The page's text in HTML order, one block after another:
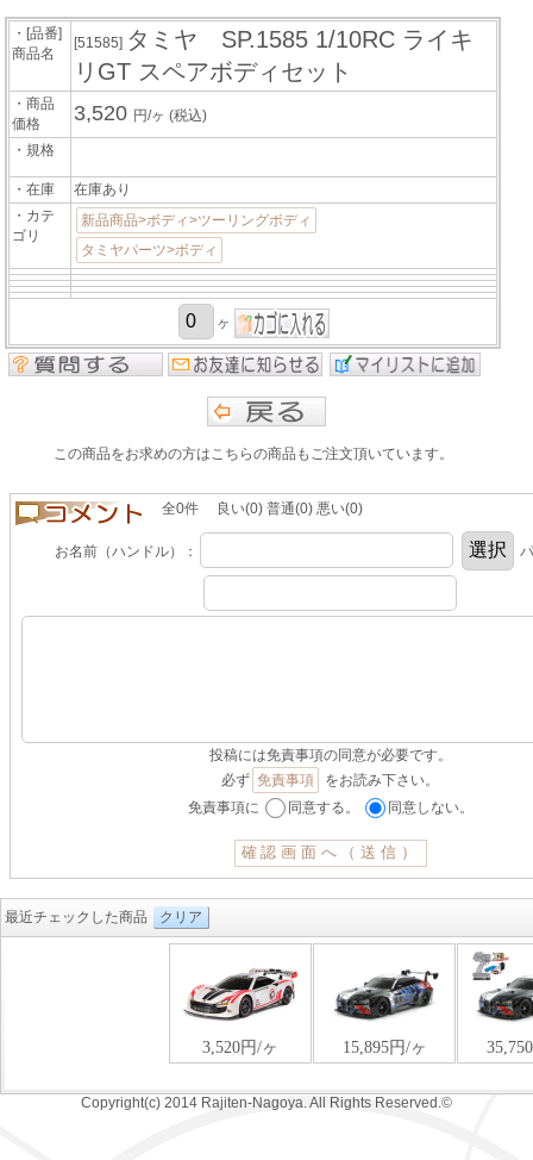
・[品番]
商品名
[51585] タミヤ SP.1585 1/10RC ライキ
リGT スペアボディセット
・商品
価格
3,520 円/ヶ(税込)
・規格
・在庫
在庫あり
・カテ
ゴリ
新品商品>ボディ>ツーリングボディ
タミヤパーツ>ボディ
ヶ
この商品をお求めの方はこちらの商品もご注文頂いています。
全0件 良い(0) 普通(0) 悪い(0)
お名前（ハンドル）：
投稿には免責事項の同意が必要です。
必ず 免責事項
をお読み下さい。
免責事項に
同意する。 同意しない。
最近チェックした商品 クリア
Copyright(c) 2014 Rajiten-Nagoya. All Rights Reserved.©